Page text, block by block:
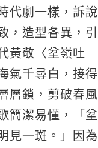
代劇一樣，訴說
，造型各異，引
黃敬〈坌嶺吐
氣千尋白，接得
層鎖，剪破春風
簡潔易懂，「坌
見一斑。」因為